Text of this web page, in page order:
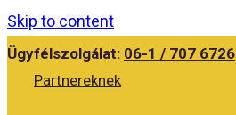
Skip to content
Ügyfélszolgálat: 06-1 / 707 6726
Partnereknek